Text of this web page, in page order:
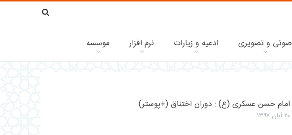
صوتی و تصویری ادعیه و زیارات نرم افزار موسسه
امام حسن عسکری (ع) : دوران اختناق (+پوستر)
۲۰ آبان ۱۳۹۷